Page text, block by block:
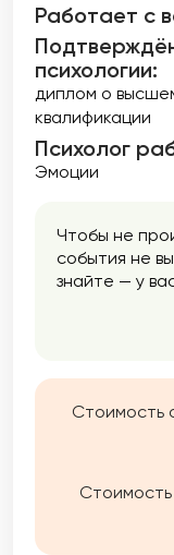
Работает с
психологии:
диплом о
квалификации
Психолог
Эмоции
Чтобы не
события не
знайте — у
Этот
Стоимость
Стоимость